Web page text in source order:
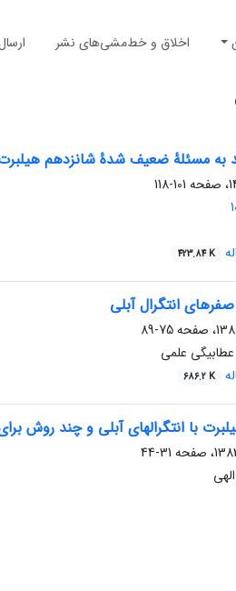
اخلاق و خط‌مشی‌های نشر
مسئلۀ ضعیف شدۀ شانزدهم
101-118
423.84 K
انتگرال آبلی
75-89
علمی
686.2 K
با انتگرالهای آبلی و چند روش
31-44